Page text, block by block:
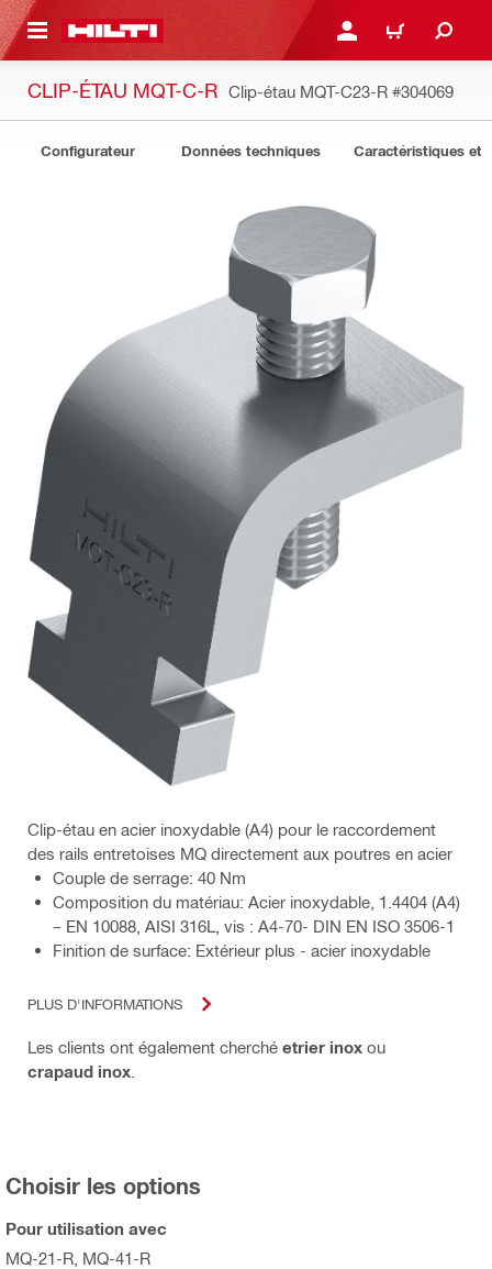
CONTENT CONNEXION OU
PANIER
CLIP-ÉTAU MQT-C-R Clip-étau MQT-C23-R #304069
Configurateur Données techniques Caractéristiques et
Clip-étau en acier inoxydable (A4) pour le raccordement
des rails entretoises MQ directement aux poutres en acier
Couple de serrage: 40 Nm
Composition du matériau: Acier inoxydable, 1.4404 (A4)
– EN 10088, AISI 316L, vis : A4-70- DIN EN ISO 3506-1
Finition de surface: Extérieur plus - acier inoxydable
PLUS D'INFORMATIONS
Les clients ont également cherché etrier inox ou
crapaud inox
Choisir les options
Pour utilisation avec
MQ-21-R, MQ-41-R